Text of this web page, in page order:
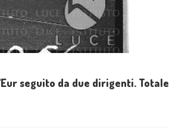
seguito da due dirigenti. Totale